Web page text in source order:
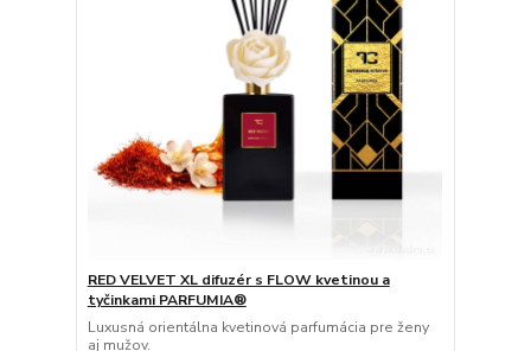
RED VELVET XL difuzér s FLOW kvetinou a
tyčinkami PARFUMIA®
Luxusná orientálna kvetinová parfumácia pre ženy
aj mužov.